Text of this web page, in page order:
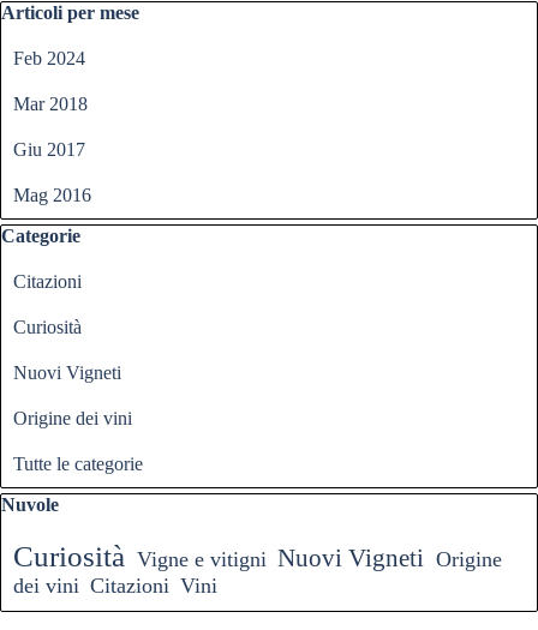
Salta blocco Articoli per mese
Articoli per mese
Feb 2024
Mar 2018
Giu 2017
Mag 2016
Salta blocco Categorie
Categorie
Citazioni
Curiosità
Nuovi Vigneti
Origine dei vini
Tutte le categorie
Salta blocco Nuvole
Nuvole
Curiosità Vigne e vitigni Nuovi Vigneti Origine
dei vini Citazioni Vini